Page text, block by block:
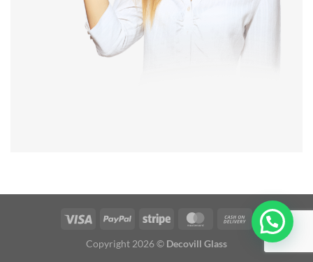
Copyright 2026 © Decovill Glass